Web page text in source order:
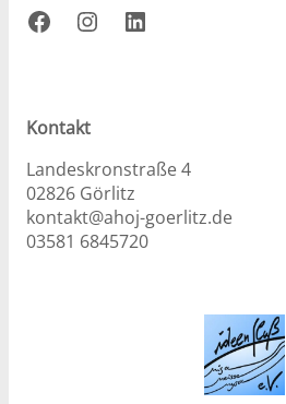
Facebook Instagram LinkedIn
Kontakt
Landeskronstraße 4
02826 Görlitz
kontakt@ahoj-goerlitz.de
03581 6845720